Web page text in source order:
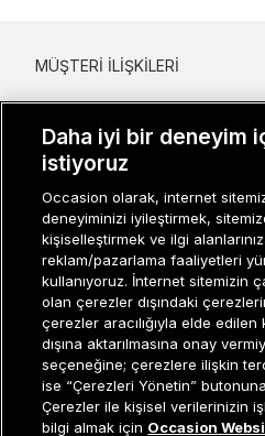
Müşteri İlişkileri0 850 800 01 20
MÜŞTERI İLIŞKILERI
KADIN KATEGORILER
GRUP MARKALAR
ERKEK KATEGORILER
Occasion bir EREN
Daha iyi bir deneyim
istiyoruz
Occasion olarak, internet
deneyiminizi iyileştirmek,
kişiselleştirmek ve ilgi
reklam/pazarlama faaliyetleri
kullanıyoruz. İnternet sitemizin
olan çerezler dışındaki
çerezler aracılığıyla elde
dışına aktarılmasına onay
seçeneğine; çerezlere ilişkin
ise “Çerezleri Yönetin”
Çerezler ile kişisel verilerinizin
bilgi almak için Occasion